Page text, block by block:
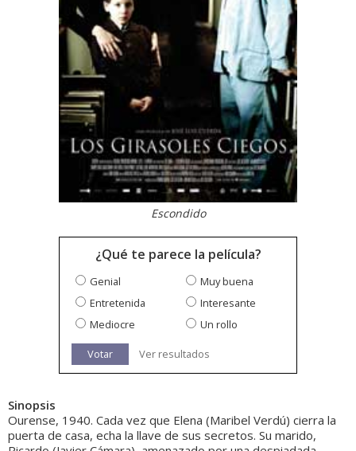
Escondido
¿Qué te parece la película?
Genial
Muy buena
Entretenida
Interesante
Mediocre
Un rollo
Votar Ver resultados
Sinopsis
Ourense, 1940. Cada vez que Elena (Maribel Verdú) cierra la
puerta de casa, echa la llave de sus secretos. Su marido,